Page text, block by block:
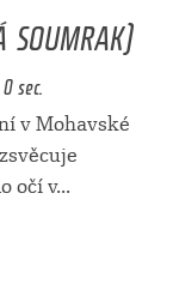
SOUMRAK)
sec.
v Mohavské
očí v...